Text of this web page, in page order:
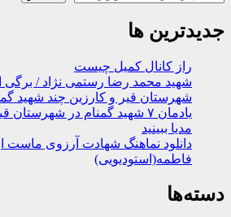
جدیدترین ها
راز کانال کمیل چیست
شهید محمد رضا رستمی نژاد / برگی
شهرستان قیر و کارزین چند شهید
یادمان ۷ شهید گمنام در
مدیا ببینید
دانلود نماهنگ شهادت آرزوی ماست
فاطمه(استودیویی)
دسته‌ها